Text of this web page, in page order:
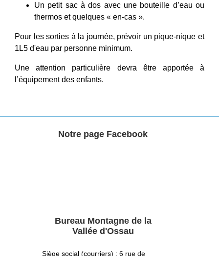
Un petit sac à dos avec une bouteille d’eau ou
thermos et quelques « en-cas ».
Pour les sorties à la journée, prévoir un pique-nique et
1L5 d'eau par personne minimum.
Une attention particulière devra être apportée à
l’équipement des enfants.
Notre page Facebook
Bureau Montagne de la
Vallée d'Ossau
Siège social (courriers) : 6 rue de